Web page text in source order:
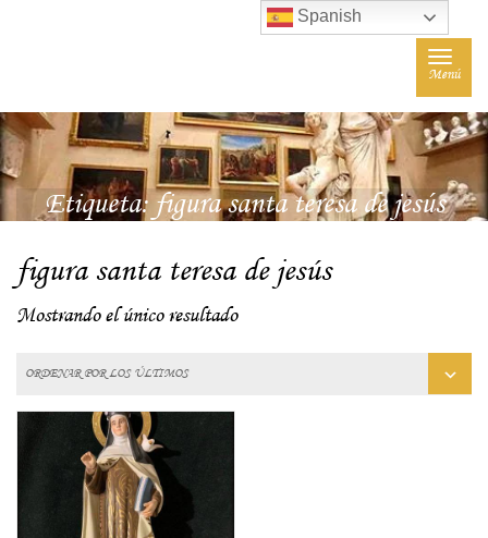
Toggle
Menú
Etiqueta: figura santa teresa de jesús
figura santa teresa de jesús
Mostrando el único resultado
Spanish